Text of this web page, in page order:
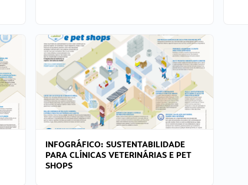
INFOGRÁFICO: SUSTENTABILIDADE
PARA CLÍNICAS VETERINÁRIAS E PET
SHOPS